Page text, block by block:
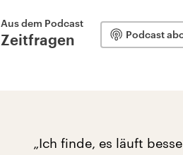
Aus dem Podcast
Zeitfragen Podcast
„Ich finde, es läuft